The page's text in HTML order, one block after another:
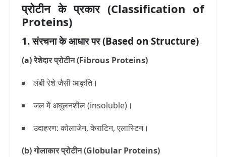
प्रोटीन के प्रकार (Classification of
Proteins)
1. संरचना के आधार पर (Based on Structure)
(a) रेशेदार प्रोटीन (Fibrous Proteins)
लंबी रेशे जैसी आकृति।
जल में अघुलनशील (insoluble)।
उदाहरण: कोलाजेन, केराटिन, एलास्टिन।
(b) गोलाकार प्रोटीन (Globular Proteins)